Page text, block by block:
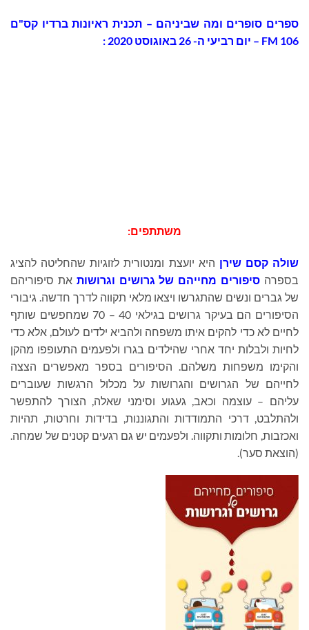
ספרים סופרים ומה שביניהם – תכנית ראיונות ברדיו קס"ם
106 FM – יום רביעי ה- 26 באוגוסט 2020 :
משתתפים:
שולה קסם שירן היא יועצת ומנטורית לזוגיות שהחליטה להציג
בספרה סיפורים מחייהם של גרושים וגרושות את סיפוריהם
של גברים ונשים שהתגרשו ויצאו מלאי תקווה לדרך חדשה. גיבורי
הסיפורים הם בעיקר גרושים בגילאי 40 – 70 שמחפשים שותף
לחיים לא כדי להקים איתו משפחה ולהביא ילדים לעולם, אלא כדי
לחיות ולבלות יחד אחרי שהילדים בגרו ולפעמים התעופפו מהקן
והקימו משפחות משלהם. הסיפורים בספר מאפשרים הצצה
לחייהם של הגרושים והגרושות על מכלול הרגשות שעוברים
עליהם – עוצמה וכאב, געגוע וסימני שאלה, הצורך להתפשר
ולהתלבט, דרכי התמודדות והתגוננות, בדידות וחרטות, תהיות
ואכזבות, חלומות ותקווה. ולפעמים יש גם רגעים קטנים של שמחה.
(הוצאת סער).